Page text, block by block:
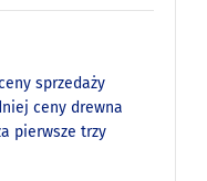
sprzedaży
ceny drewna
pierwsze trzy